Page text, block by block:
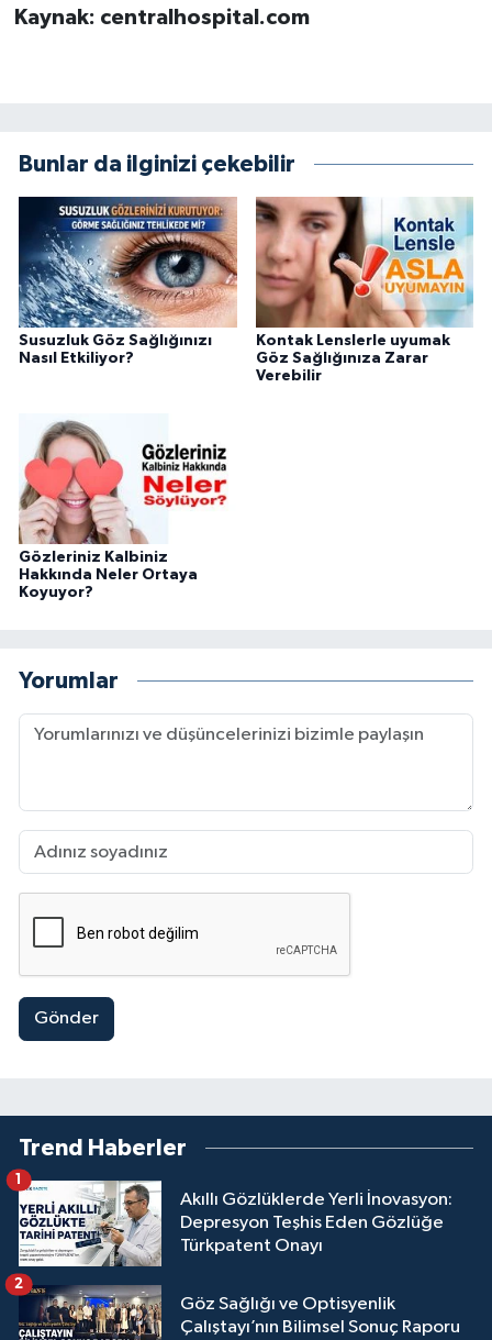
Kaynak: centralhospital.com
Bunlar da ilginizi çekebilir
Susuzluk Göz Sağlığınızı
Nasıl Etkiliyor?
Kontak Lenslerle uyumak
Göz Sağlığınıza Zarar
Verebilir
Gözleriniz Kalbiniz
Hakkında Neler Ortaya
Koyuyor?
Yorumlar
Gönder
Trend Haberler
Akıllı Gözlüklerde Yerli İnovasyon:
Depresyon Teşhis Eden Gözlüğe
Türkpatent Onayı
1
Göz Sağlığı ve Optisyenlik
Çalıştayı’nın Bilimsel Sonuç Raporu
2